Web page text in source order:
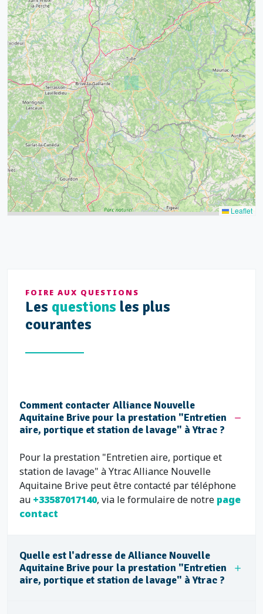
4
15
21
14
32
39
52 68
43
Leaflet
FOIRE AUX QUESTIONS
Les questions les plus
courantes
Comment contacter Alliance Nouvelle
Aquitaine Brive pour la prestation "Entretien
aire, portique et station de lavage" à Ytrac ?
Pour la prestation "Entretien aire, portique et
station de lavage" à Ytrac Alliance Nouvelle
Aquitaine Brive peut être contacté par téléphone
au +33587017140, via le formulaire de notre page
contact
Quelle est l'adresse de Alliance Nouvelle
Aquitaine Brive pour la prestation "Entretien
aire, portique et station de lavage" à Ytrac ?